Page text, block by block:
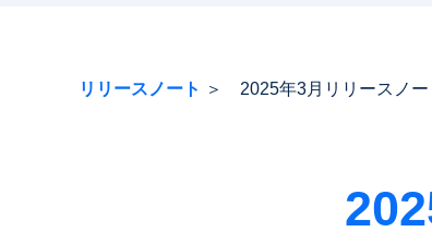
リリースノート ＞ 2025年3月リリースノー